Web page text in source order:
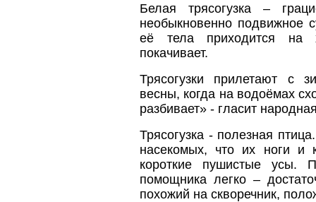
Белая трясогузка –
необыкновенно подвижное
её тела приходится на
покачивает.
Трясогузки прилетают с
весны, когда на водоёмах
разбивает» - гласит
Трясогузка - полезная
насекомых, что их ноги и
короткие пушистые усы.
помощника легко –
похожий на скворечник,